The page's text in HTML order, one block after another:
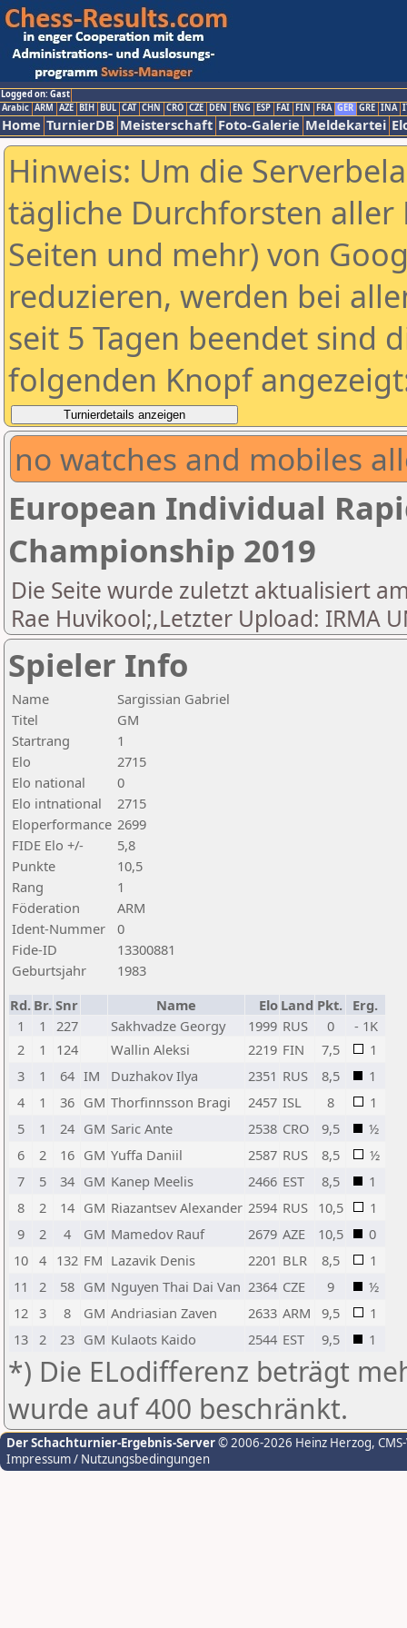
Logged on: Gast
Arabic ARM AZE BIH BUL CAT CHN CRO CZE DEN ENG ESP FAI FIN FRA GER GRE INA
Home TurnierDB Meisterschaft Foto-Galerie Meldekartei
Hinweis: Um die
tägliche Durchforsten aller
Seiten und mehr) von
reduzieren, werden bei
seit 5 Tagen beendet sind
folgenden Knopf
no watches and mobiles
European Individual
Championship 2019
Die Seite wurde zuletzt aktualisiert
Rae Huvikool;,Letzter Upload: IRMA
Spieler Info
Name
Sargissian Gabriel
Titel
GM
Startrang
1
Elo
2715
Elo national
0
Elo intnational
2715
Eloperformance 2699
FIDE Elo +/-
5,8
Punkte
10,5
Rang
1
Föderation
ARM
Ident-Nummer
0
Fide-ID
13300881
Geburtsjahr
1983
Rd. Br. Snr Name Elo Land Pkt. Erg.
1
1 227 Sakhvadze Georgy 1999 RUS 0
- 1K
2
1 124 Wallin Aleksi 2219 FIN 7,5
1
3
1 64 IM Duzhakov Ilya 2351 RUS 8,5
1
4
1 36 GM Thorfinnsson Bragi 2457 ISL 8
1
5
1 24 GM Saric Ante 2538 CRO 9,5
½
6
2 16 GM Yuffa Daniil 2587 RUS 8,5
½
7
5 34 GM Kanep Meelis 2466 EST 8,5
1
8
2 14 GM Riazantsev Alexander 2594 RUS 10,5
1
9
2 4 GM Mamedov Rauf 2679 AZE 10,5
0
10
4 132 FM Lazavik Denis 2201 BLR 8,5
1
11
2 58 GM Nguyen Thai Dai Van 2364 CZE 9
½
12
3 8 GM Andriasian Zaven 2633 ARM 9,5
1
13
2 23 GM Kulaots Kaido 2544 EST 9,5 1
*) Die ELodifferenz beträgt
wurde auf 400 beschränkt.
Der Schachturnier-Ergebnis-Server© 2006-2026 Heinz Herzog,
Impressum / Nutzungsbedingungen